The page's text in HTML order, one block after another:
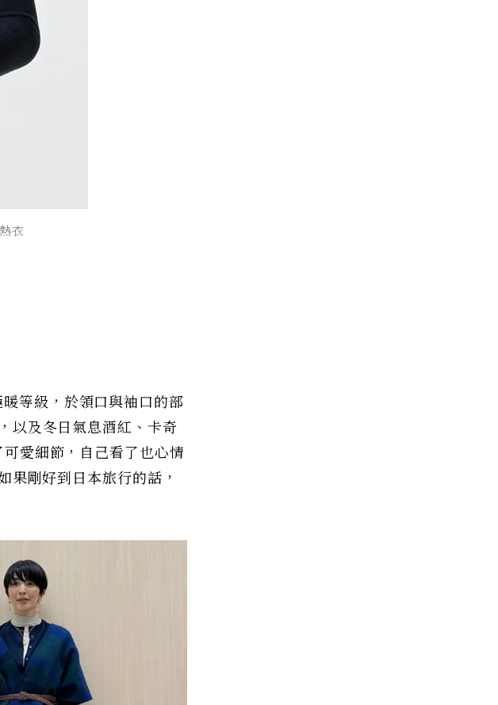
衣
等級，於領口與袖口的部
以及冬日氣息酒紅、卡奇
愛細節，自己看了也心情
剛好到日本旅行的話，